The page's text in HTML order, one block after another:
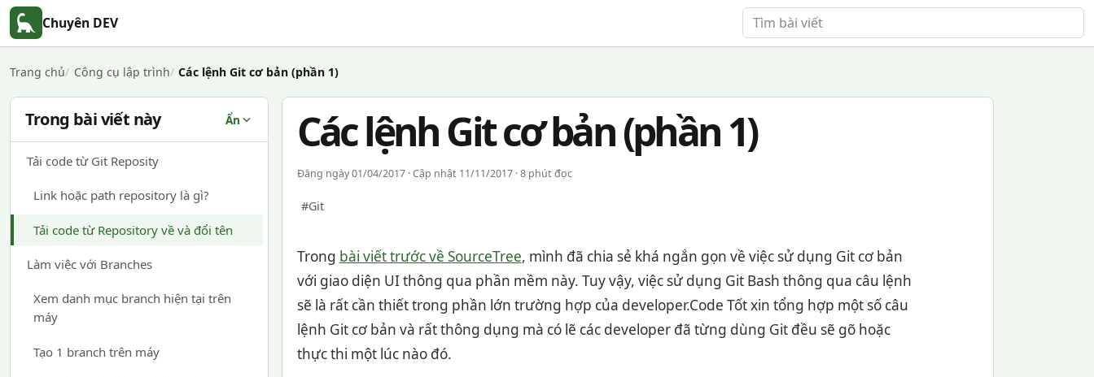
Chuyên DEV Tìm bài viết
Trang chủ Công cụ lập trình Các lệnh Git cơ bản (phần 1)
Trong bài viết này Ẩn
Tải code từ Git Reposity
Link hoặc path repository là gì?
Tải code từ Repository về và đổi tên
Làm việc với Branches
Xem danh mục branch hiện tại trên
máy
Tạo 1 branch trên máy
Các lệnh Git cơ bản (phần 1)
Đăng ngày 01/04/2017 · Cập nhật 11/11/2017 · 8 phút đọc
#Git
Trong bài viết trước về SourceTree, mình đã chia sẻ khá ngắn gọn về việc sử dụng Git cơ bản
với giao diện UI thông qua phần mềm này. Tuy vậy, việc sử dụng Git Bash thông qua câu lệnh
sẽ là rất cần thiết trong phần lớn trường hợp của developer.Code Tốt xin tổng hợp một số câu
lệnh Git cơ bản và rất thông dụng mà có lẽ các developer đã từng dùng Git đều sẽ gõ hoặc
thực thi một lúc nào đó.